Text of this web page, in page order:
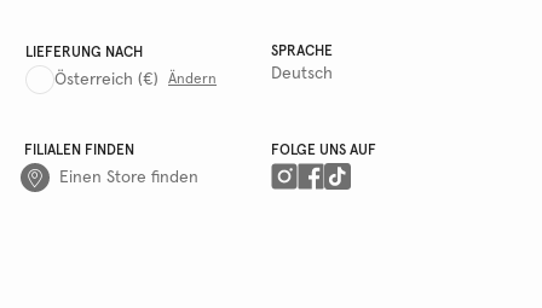
LIEFERUNG NACH
Österreich (€) Ändern
SPRACHE
Deutsch
FILIALEN FINDEN
Einen Store finden
FOLGE UNS AUF